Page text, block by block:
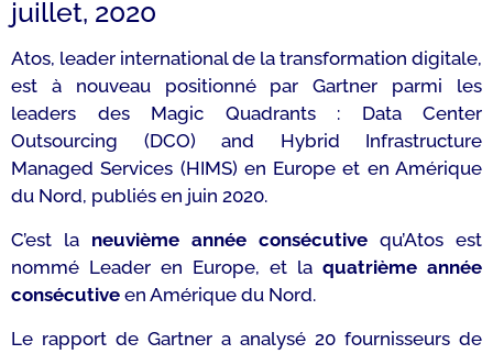
juillet, 2020
Atos, leader international de la transformation digitale,
est à nouveau positionné par Gartner parmi les
leaders des Magic Quadrants : Data Center
Outsourcing (DCO) and Hybrid Infrastructure
Managed Services (HIMS) en Europe et en Amérique
du Nord, publiés en juin 2020.
C’est la neuvième année consécutive qu’Atos est
nommé Leader en Europe, et la quatrième année
consécutive en Amérique du Nord.
Le rapport de Gartner a analysé 20 fournisseurs de